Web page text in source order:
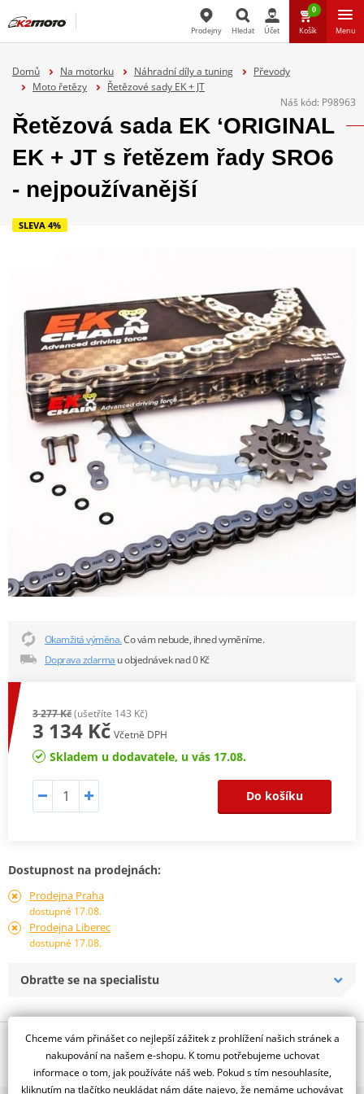
Prodejny Hledat Účet
0
Košík Menu
Domů Na motorku Náhradní díly a tuning
Převody
Moto řetězy
Řetězové sady EK + JT
Náš kód: P98963
Řetězová sada EK ‘ORIGINAL
EK + JT s řetězem řady SRO6
- nejpoužívanější
SLEVA 4%
Okamžitá výměna.Co vám nebude, ihned vyměníme.
Doprava zdarma u objednávek nad 0 Kč
3 277 Kč(ušetříte 143 Kč)
3 134 Kč Včetně DPH
Skladem u dodavatele, u vás 17.08.
Do košíku
Dostupnost na prodejnách:
Prodejna Praha
dostupné 17.08.
Prodejna Liberec
dostupné 17.08.
Obraťte se na specialistu
Popis a parametry
Jsme autorizovaný
dealer značky EK + JT
Chceme vám přinášet co nejlepší zážitek z prohlížení našich stránek a
nakupování na našem e-shopu. K tomu potřebujeme uchovat
informace o tom, jak používáte náš web. Pokud s tím nesouhlasíte,
kliknutím na tlačítko neukládat nám dáte najevo, že nemáme uchovávat